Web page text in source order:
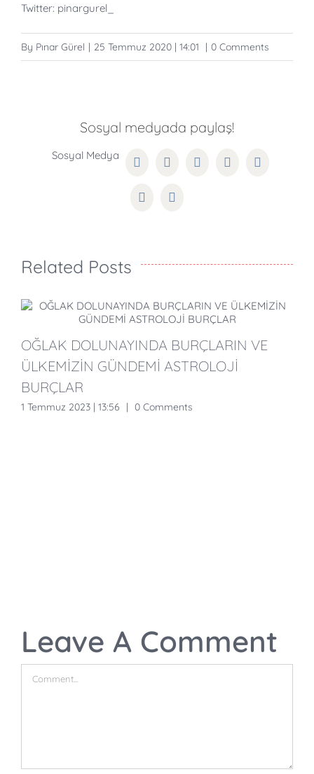
Twitter: pinargurel_
By Pınar Gürel | 25 Temmuz 2020 | 14:01 | 0 Comments
Sosyal medyada paylaş!
FacebookTwitterRedditLinkedInWhatsApp
PinterestEmail
Related Posts
OĞLAK DOLUNAYINDA BURÇLARIN VE
ÜLKEMİZİN GÜNDEMİ ASTROLOJİ
BURÇLAR
1 Temmuz 2023 | 13:56 | 0 Comments
Leave A Comment
Comment